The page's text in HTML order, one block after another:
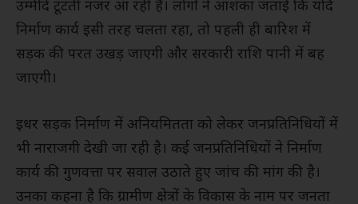
उम्मीदें टूटती नजर आ रही हैं। लोगों ने आशंका जताई कि यदि
निर्माण कार्य इसी तरह चलता रहा, तो पहली ही बारिश में
सड़क की परत उखड़ जाएगी और सरकारी राशि पानी में बह
जाएगी।
इधर सड़क निर्माण में अनियमितता को लेकर जनप्रतिनिधियों में
भी नाराजगी देखी जा रही है। कई जनप्रतिनिधियों ने निर्माण
कार्य की गुणवत्ता पर सवाल उठाते हुए जांच की मांग की है।
उनका कहना है कि ग्रामीण क्षेत्रों के विकास के नाम पर जनता